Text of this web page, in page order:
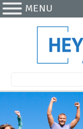
MENU